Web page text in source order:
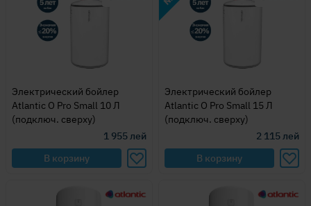
Электрический бойлер
Atlantic O Pro Small 10 Л
(подключ. сверху)
1 955лей
В корзину
Электрический бойлер
Atlantic O Pro Small 15 Л
(подключ. сверху)
2 115лей
В корзину